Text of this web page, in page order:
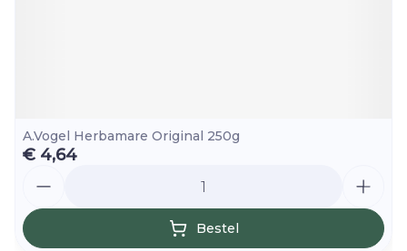
A.Vogel Herbamare Original 250g
€ 4,64
Bestel